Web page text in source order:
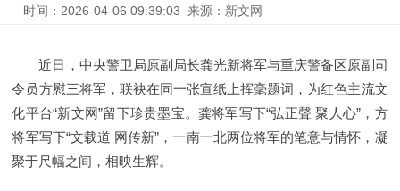
时间：2026-04-06 09:39:03 来源：新文网
近日，中央警卫局原副局长龚光新将军与重庆警备区原副司
令员方慰三将军，联袂在同一张宣纸上挥毫题词，为红色主流文
化平台“新文网”留下珍贵墨宝。龚将军写下“弘正聲 聚人心”，方
将军写下“文载道 网传新”，一南一北两位将军的笔意与情怀，凝
聚于尺幅之间，相映生辉。